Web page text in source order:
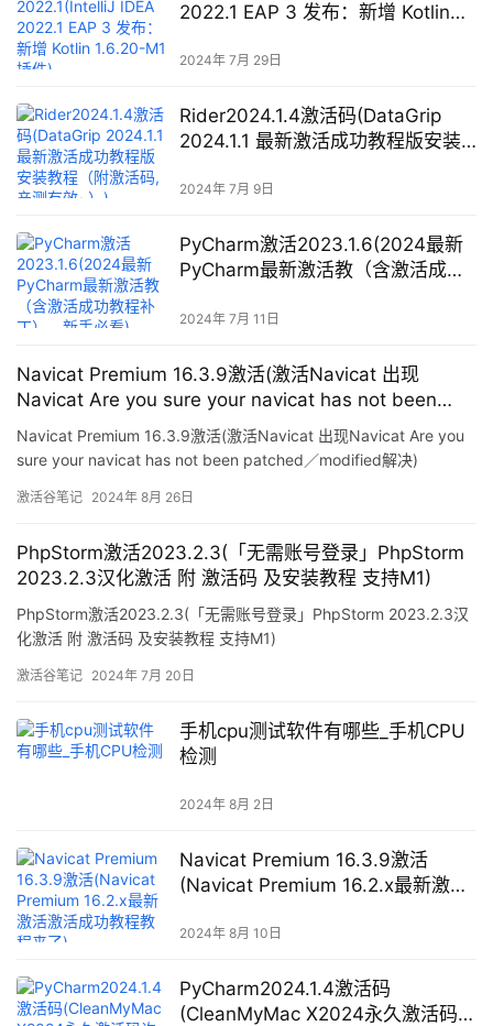
2022.1 EAP 3 发布：新增 Kotlin
2024年 7月 29日
Rider2024.1.4激活码(DataGrip
2024.1.1 最新激活成功教程版安装
2024年 7月 9日
PyCharm激活2023.1.6(2024最新
PyCharm最新激活教（含激活成功
2024年 7月 11日
Navicat Premium 16.3.9激活(激活Navicat 出现
Navicat Are you sure your navicat has not been
patched／modified解决)
Navicat Premium 16.3.9激活(激活Navicat 出现Navicat Are you
sure your navicat has not been patched／modified解决)
激活谷笔记 2024年 8月 26日
PhpStorm激活2023.2.3(「无需账号登录」PhpStorm
2023.2.3汉化激活 附 激活码 及安装教程 支持M1)
PhpStorm激活2023.2.3(「无需账号登录」PhpStorm 2023.2.3汉
化激活 附 激活码 及安装教程 支持M1)
激活谷笔记 2024年 7月 20日
手机cpu测试软件有哪些_手机CPU
检测
2024年 8月 2日
Navicat Premium 16.3.9激活
(Navicat Premium 16.2.x最新激活
2024年 8月 10日
PyCharm2024.1.4激活码
(CleanMyMac X2024永久激活码许